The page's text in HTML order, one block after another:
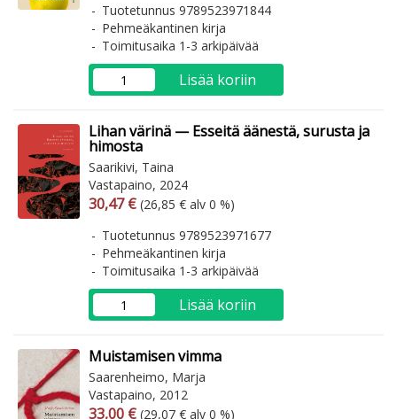
Tuotetunnus 9789523971844
Pehmeäkantinen kirja
Toimitusaika 1-3 arkipäivää
Lisää koriin
Lihan värinä — Esseitä äänestä, surusta ja
himosta
Saarikivi, Taina
Vastapaino, 2024
Arvonlisäverollinen hinta
30,47 € Arvonlisäveroton hinta
(26,85 € alv 0 %)
Tuotetunnus 9789523971677
Pehmeäkantinen kirja
Toimitusaika 1-3 arkipäivää
Lisää koriin
Muistamisen vimma
Saarenheimo, Marja
Vastapaino, 2012
Arvonlisäverollinen hinta
33,00 € Arvonlisäveroton hinta
(29,07 € alv 0 %)